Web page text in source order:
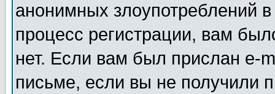
анонимных злоупотреблений
процесс регистрации, вам
нет. Если вам был прислан e-
письме, если вы не получили